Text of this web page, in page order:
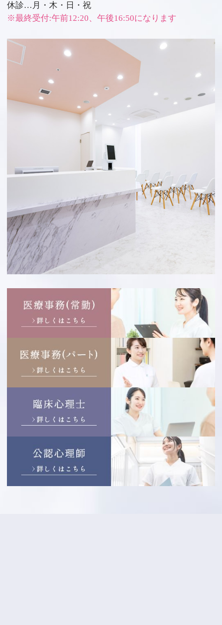
休診…月・木・日・祝
※最終受付:午前12:20、午後16:50になります